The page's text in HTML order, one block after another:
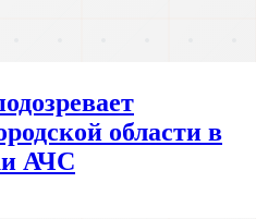
области в
АЧС